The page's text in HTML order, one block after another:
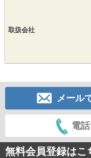
取扱会社
メール
電
無料会員登録はこ